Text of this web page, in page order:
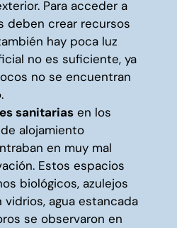
Para acceder a
deben crear recursos
hay poca luz
no es suficiente, ya
no se encuentran
sanitarias en los
alojamiento
en muy mal
Estos espacios
biológicos, azulejos
agua estancada
se observaron en